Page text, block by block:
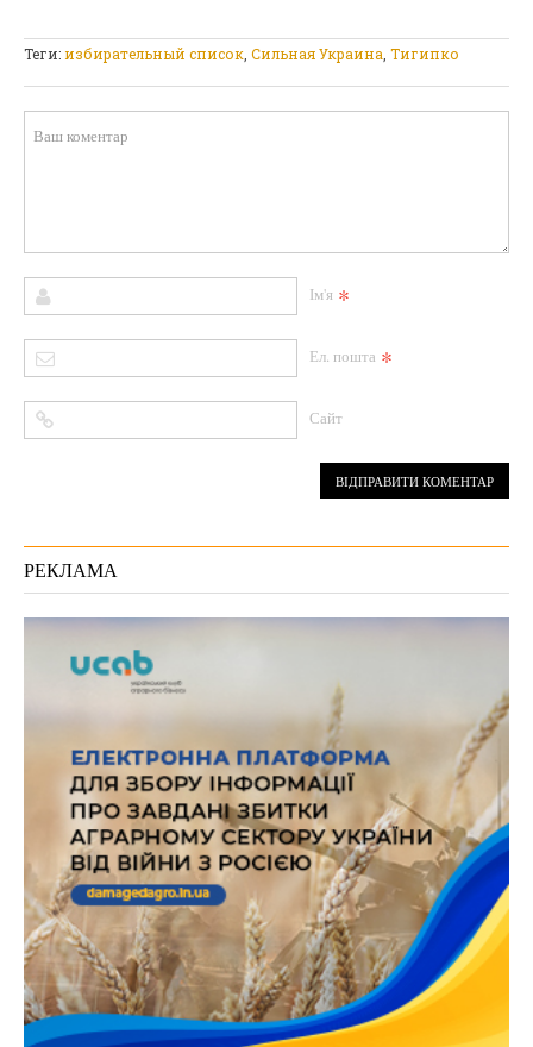
Теги:избирательный список Сильная Украина Тигипко
Ім'я *
Ел. пошта *
Сайт
РЕКЛАМА